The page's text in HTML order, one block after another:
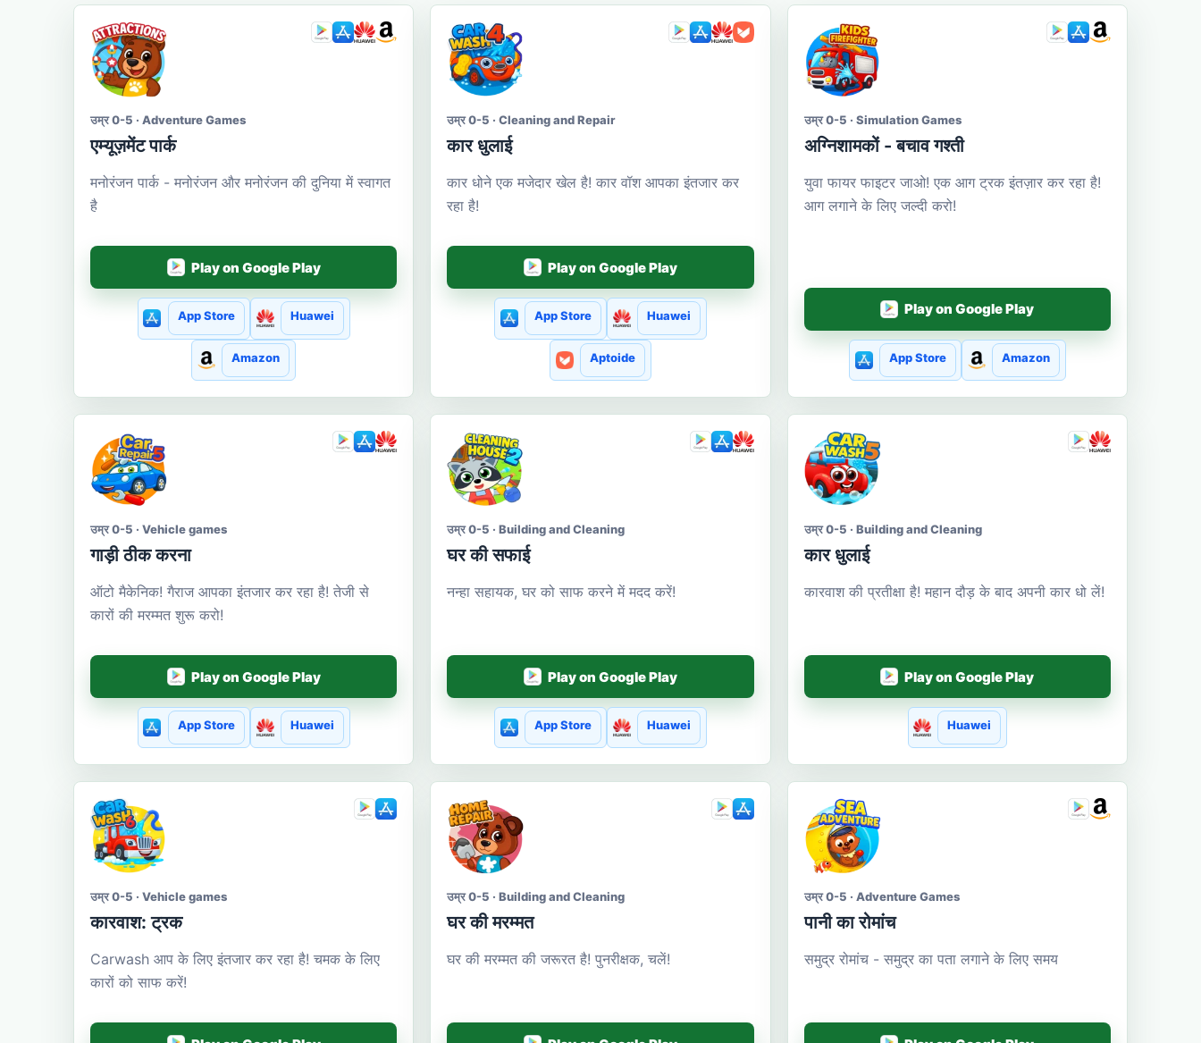
उम्र 0-5 · Adventure Games
एम्यूज़मेंट पार्क
मनोरंजन पार्क - मनोरंजन और मनोरंजन की दुनिया में स्वागत
है
Play on Google Play
App Store Huawei
Amazon
उम्र 0-5 · Cleaning and Repair
कार धुलाई
कार धोने एक मजेदार खेल है! कार वॉश आपका इंतजार कर
रहा है!
Play on Google Play
App Store Huawei
Aptoide
उम्र 0-5 · Simulation Games
अग्निशामकों - बचाव गश्ती
युवा फायर फाइटर जाओ! एक आग ट्रक इंतज़ार कर रहा है!
आग लगाने के लिए जल्दी करो!
Play on Google Play
App Store Amazon
उम्र 0-5 · Vehicle games
गाड़ी ठीक करना
ऑटो मैकेनिक! गैराज आपका इंतजार कर रहा है! तेजी से
कारों की मरम्मत शुरू करो!
Play on Google Play
App Store Huawei
उम्र 0-5 · Building and Cleaning
घर की सफाई
नन्हा सहायक, घर को साफ करने में मदद करें!
Play on Google Play
App Store Huawei
उम्र 0-5 · Building and Cleaning
कार धुलाई
कारवाश की प्रतीक्षा है! महान दौड़ के बाद अपनी कार धो लें!
Play on Google Play
Huawei
उम्र 0-5 · Vehicle games
कारवाश: ट्रक
Carwash आप के लिए इंतजार कर रहा है! चमक के लिए
कारों को साफ करें!
उम्र 0-5 · Building and Cleaning
घर की मरम्मत
घर की मरम्मत की जरूरत है! पुनरीक्षक, चलें!
उम्र 0-5 · Adventure Games
पानी का रोमांच
समुद्र रोमांच - समुद्र का पता लगाने के लिए समय